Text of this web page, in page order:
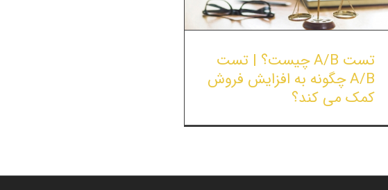
تست A/B چیست؟ | تست
A/B چگونه به افزایش فروش
کمک می کند؟